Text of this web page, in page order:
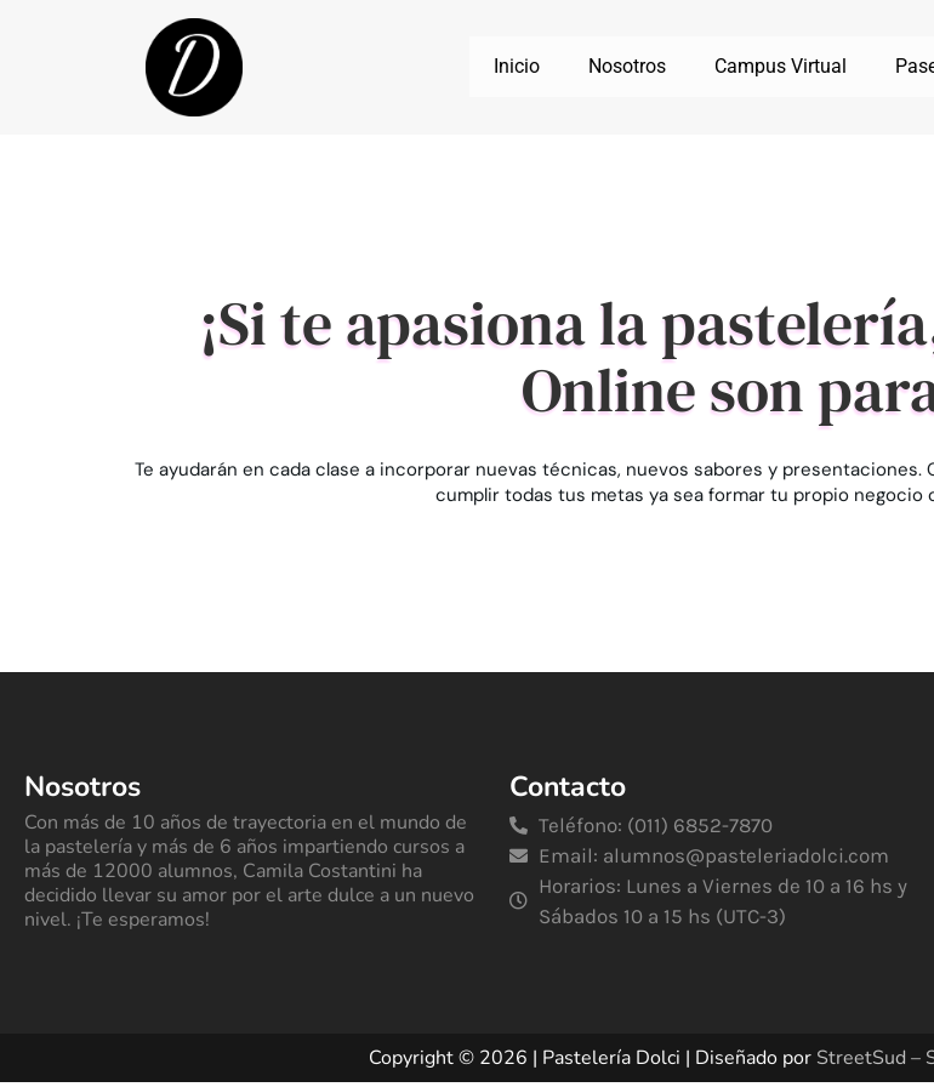
Inicio Nosotros Campus Virtual
¡Si te apasiona la
Online son
Te ayudarán en cada clase a incorporar nuevas técnicas, nuevos sabores y
cumplir todas tus metas ya sea formar tu propio negocio
Nosotros
Con más de 10 años de trayectoria en el mundo de
la pastelería y más de 6 años impartiendo cursos a
más de 12000 alumnos, Camila Costantini ha
decidido llevar su amor por el arte dulce a un nuevo
nivel. ¡Te esperamos!
Contacto
Teléfono: (011) 6852-7870
Email: alumnos@pasteleriadolci.com
Horarios: Lunes a Viernes de 10 a 16 hs y
Sábados 10 a 15 hs (UTC-3)
Copyright © 2026 | Pastelería Dolci | Diseñado por StreetSud –